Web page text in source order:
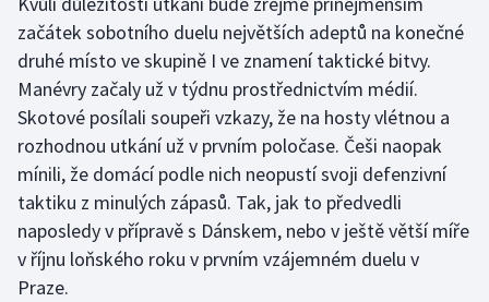
Golf
Gymnastika
Házená
Jezdectví
Judo
začátek sobotního duelu největších adeptů na konečné
druhé místo ve skupině I ve znamení taktické bitvy.
Manévry začaly už v týdnu prostřednictvím médií.
Skotové posílali soupeři vzkazy, že na hosty vlétnou a
rozhodnou utkání už v prvním poločase. Češi naopak
mínili, že domácí podle nich neopustí svoji defenzivní
taktiku z minulých zápasů. Tak, jak to předvedli
naposledy v přípravě s Dánskem, nebo v ještě větší míře
v říjnu loňského roku v prvním vzájemném duelu v
Praze.